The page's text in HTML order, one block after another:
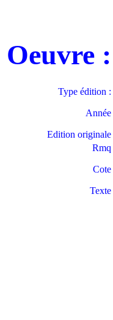
Oeuvre :
Type édition :
Année
Edition originale
Rmq
Cote
Texte